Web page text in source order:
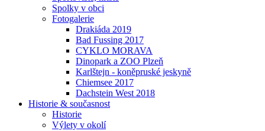
Spolky v obci
Fotogalerie
Drakiáda 2019
Bad Fussing 2017
CYKLO MORAVA
Dinopark a ZOO Plzeň
Karlštejn - koněpruské jeskyně
Chiemsee 2017
Dachstein West 2018
Historie & současnost
Historie
Výlety v okolí